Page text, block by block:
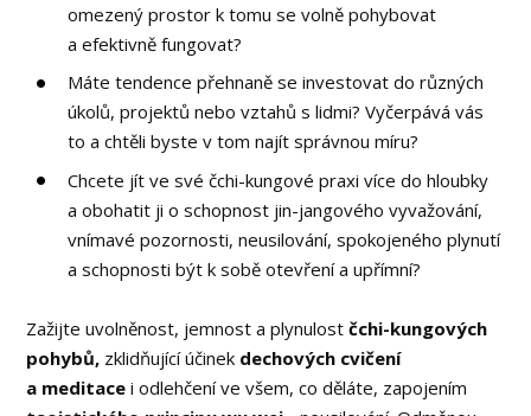
omezený prostor k tomu se volně pohybovat
a efektivně fungovat?
Máte tendence přehnaně se investovat do různých
úkolů, projektů nebo vztahů s lidmi? Vyčerpává vás
to a chtěli byste v tom najít správnou míru?
Chcete jít ve své čchi-kungové praxi více do hloubky
a obohatit ji o schopnost jin-jangového vyvažování,
vnímavé pozornosti, neusilování, spokojeného plynutí
a schopnosti být k sobě otevření a upřímní?
Zažijte uvolněnost, jemnost a plynulostčchi-kungových
pohybů, zklidňující účinek dechových cvičení
a meditace i odlehčení ve všem, co děláte, zapojením